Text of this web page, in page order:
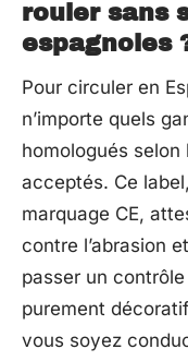
rouler sans
espagnoles
Pour circuler en
n’importe quels
homologués selon
acceptés. Ce
marquage CE,
contre l’abrasion
passer un
purement
vous soyez